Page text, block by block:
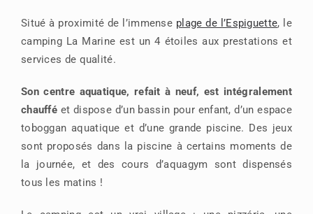
Situé à proximité de l’immense plage de l’Espiguette, le
camping La Marine est un 4 étoiles aux prestations et
services de qualité.
Son centre aquatique, refait à neuf, est intégralement
chauffé et dispose d’un bassin pour enfant, d’un espace
toboggan aquatique et d’une grande piscine. Des jeux
sont proposés dans la piscine à certains moments de
la journée, et des cours d’aquagym sont dispensés
tous les matins !